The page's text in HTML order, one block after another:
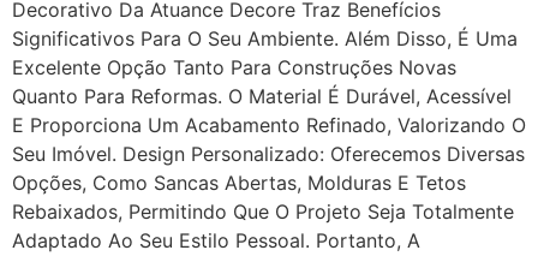
Decorativo Da Atuance Decore Traz Benefícios
Significativos Para O Seu Ambiente. Além Disso, É Uma
Excelente Opção Tanto Para Construções Novas
Quanto Para Reformas. O Material É Durável, Acessível
E Proporciona Um Acabamento Refinado, Valorizando O
Seu Imóvel. Design Personalizado: Oferecemos Diversas
Opções, Como Sancas Abertas, Molduras E Tetos
Rebaixados, Permitindo Que O Projeto Seja Totalmente
Adaptado Ao Seu Estilo Pessoal. Portanto, A